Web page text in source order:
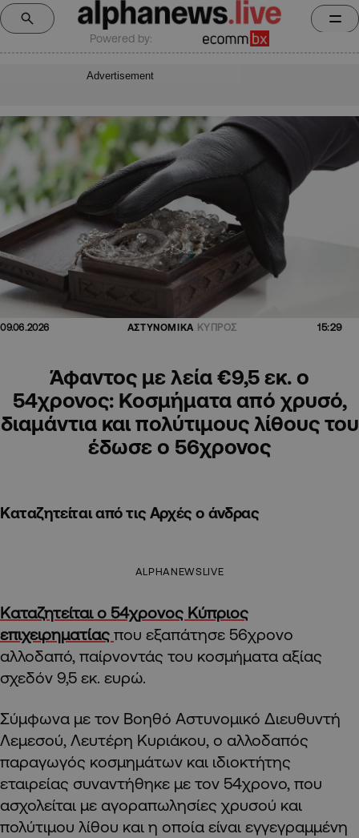
Powered by:
Advertisement
09.06.2026 ΑΣΤΥΝΟΜΙΚΑ ΚΥΠΡΟΣ 15:29
Άφαντος με λεία €9,5 εκ. ο
54χρονος: Κοσμήματα από χρυσό,
διαμάντια και πολύτιμους λίθους του
έδωσε ο 56χρονος
Καταζητείται από τις Αρχές ο άνδρας
ALPHANEWSLIVE
Καταζητείται ο 54χρονος Κύπριος
επιχειρηματίας που εξαπάτησε 56χρονο
αλλοδαπό, παίρνοντάς του κοσμήματα αξίας
σχεδόν 9,5 εκ. ευρώ.
Σύμφωνα με τον Βοηθό Αστυνομικό Διευθυντή
Λεμεσού, Λευτέρη Κυριάκου, ο αλλοδαπός
παραγωγός κοσμημάτων και ιδιοκτήτης
εταιρείας συναντήθηκε με τον 54χρονο, που
ασχολείται με αγοραπωλησίες χρυσού και
πολύτιμου λίθου και η οποία είναι εγγεγραμμένη